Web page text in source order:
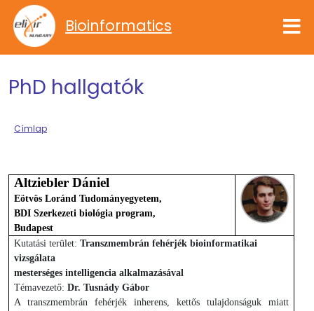
Ugrás a tartalomra
Bioinformatics
PhD hallgatók
Címlap
Altziebler Dániel
Eötvös Loránd Tudományegyetem,
BDI Szerkezeti biológia program,
Budapest
Kutatási terület: Transzmembrán fehérjék bioinformatikai
vizsgálata
mesterséges intelligencia alkalmazásával
Témavezető: Dr. Tusnády Gábor
A transzmembrán fehérjék inherens, kettős tulajdonságuk miatt